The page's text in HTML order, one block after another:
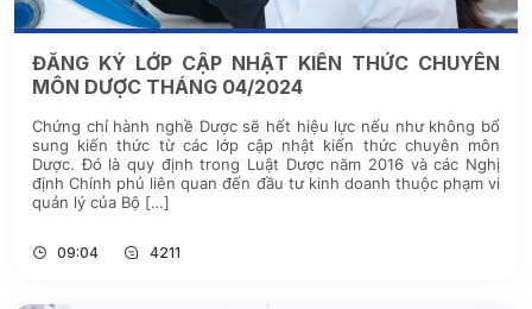
ĐĂNG KÝ LỚP CẬP NHẬT KIẾN THỨC CHUYÊN
MÔN DƯỢC THÁNG 04/2024
Chứng chỉ hành nghề Dược sẽ hết hiệu lực nếu như không bổ
sung kiến thức từ các lớp cập nhật kiến thức chuyên môn
Dược. Đó là quy định trong Luật Dược năm 2016 và các Nghị
định Chính phủ liên quan đến đầu tư kinh doanh thuộc phạm vi
quản lý của Bộ […]
09:04 4211